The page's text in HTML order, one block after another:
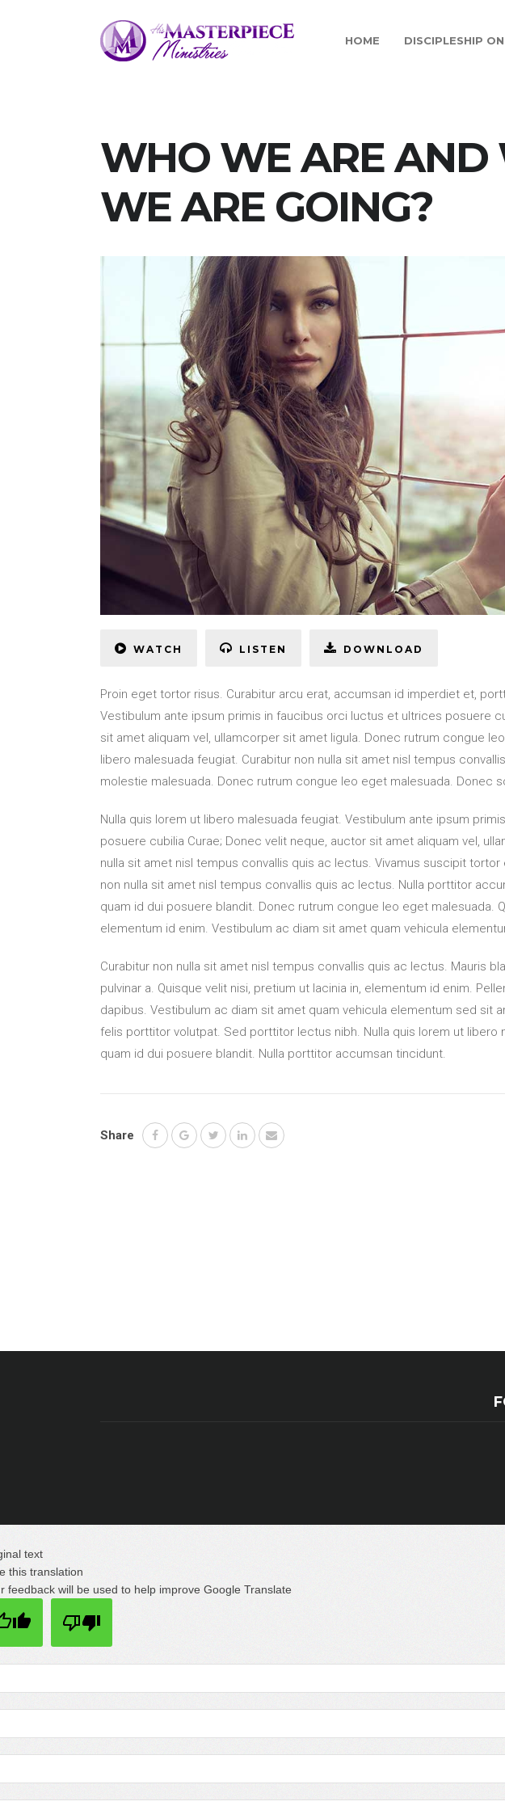
HOME DISCIPLESHIP
WHO WE ARE AND
WE ARE GOING?
WATCH LISTEN DOWNLOAD
Proin eget tortor risus. Curabitur arcu erat, accumsan id imperdiet et,
Vestibulum ante ipsum primis in faucibus orci luctus et ultrices posuere
sit amet aliquam vel, ullamcorper sit amet ligula. Donec rutrum congue
libero malesuada feugiat. Curabitur non nulla sit amet nisl tempus
molestie malesuada. Donec rutrum congue leo eget malesuada. Donec
Nulla quis lorem ut libero malesuada feugiat. Vestibulum ante ipsum
posuere cubilia Curae; Donec velit neque, auctor sit amet aliquam vel,
nulla sit amet nisl tempus convallis quis ac lectus. Vivamus suscipit
non nulla sit amet nisl tempus convallis quis ac lectus. Nulla porttitor
quam id dui posuere blandit. Donec rutrum congue leo eget malesuada.
elementum id enim. Vestibulum ac diam sit amet quam vehicula
Curabitur non nulla sit amet nisl tempus convallis quis ac lectus. Mauris
pulvinar a. Quisque velit nisi, pretium ut lacinia in, elementum id enim.
dapibus. Vestibulum ac diam sit amet quam vehicula elementum sed sit
felis porttitor volutpat. Sed porttitor lectus nibh. Nulla quis lorem ut libero
quam id dui posuere blandit. Nulla porttitor accumsan tincidunt.
Share
text
this translation
feedback will be used to help improve Google Translate